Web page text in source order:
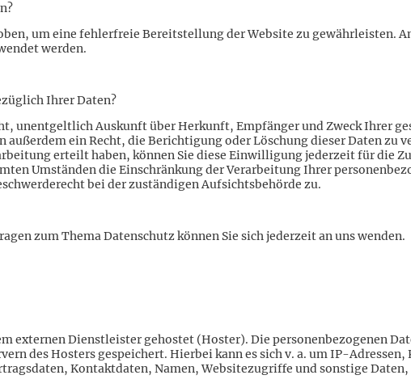
um eine fehlerfreie Bereitstellung der Website zu gewährleisten.
werden.
Ihrer Daten?
unentgeltlich Auskunft über Herkunft, Empfänger und Zweck Ihrer
außerdem ein Recht, die Berichtigung oder Löschung dieser Daten zu
erteilt haben, können Sie diese Einwilligung jederzeit für die
Umständen die Einschränkung der Verarbeitung Ihrer
bei der zuständigen Aufsichtsbehörde zu.
zum Thema Datenschutz können Sie sich jederzeit an uns wenden.
externen Dienstleister gehostet (Hoster). Die personenbezogenen
des Hosters gespeichert. Hierbei kann es sich v. a. um IP-
Kontaktdaten, Namen, Websitezugriffe und sonstige